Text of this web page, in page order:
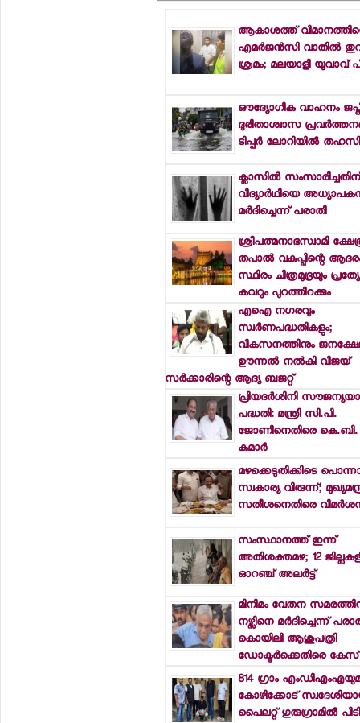
ആകാശത്ത്
എമര്‍ജന്‍സി വാതില്‍
ശ്രമം; മലയാളി യുവാവ്
ഔദ്യോഗിക വാഹനം
ദുരിതാശ്വാസ
ടിപ്പര്‍ ലോറിയില്‍
ക്ലാസില്‍ സംസാരിച്ചതിന്
വിദ്യാര്‍ഥിയെ
മര്‍ദിച്ചെന്ന് പരാതി
ശ്രീപത്മനാഭസ്വാമി
തപാല്‍ വകുപ്പിന്റെ
സ്ഥിരം ചിത്രമുദ്രയും
കവറും പുറത്തിറക്കും
എഐ നഗരവും
സ്വര്‍ണപദ്ധതികളും;
വികസനത്തിനും
ഊന്നല്‍ നല്‍കി വിജയ്
സര്‍ക്കാരിന്റെ ആദ്യ ബജറ്റ്
പ്രിയദര്‍ശിനി
പദ്ധതി: മന്ത്രി സി.പി.
ജോണിനെതിരെ
കുമാര്‍
മഴക്കെടുതിക്കിടെ
സ്വകാര്യ വിരുന്ന്;
സതീശനെതിരെ
സംസ്ഥാനത്ത് ഇന്ന്
അതിശക്തമഴ; 12
ഓറഞ്ച് അലര്‍ട്ട്
മിനിമം വേതന
നഴ്സിനെ മര്‍ദിച്ചെന്ന്
കൊയിലി ആശുപത്രി
ഡോക്ടര്‍ക്കെതിരെ കേസ്
814 ഗ്രാം
കോഴിക്കോട്
പൈലറ്റ് ഗുരുഗ്രാമില്‍